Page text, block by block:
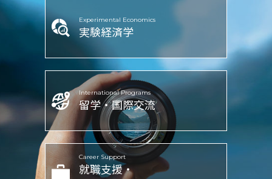
Experimental Economics
実験経済学
International Programs
留学・国際交流
Career Support
就職支援・